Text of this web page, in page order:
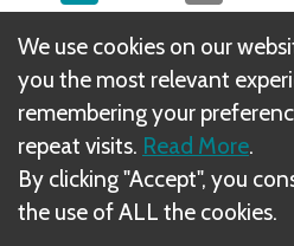
What is
We use cookies on our
you the most relevant
remembering your
repeat visits. Read More.
By clicking "Accept", you
the use of ALL the cookies.